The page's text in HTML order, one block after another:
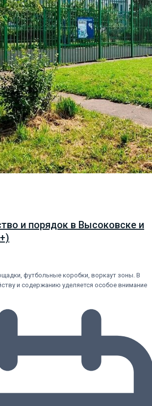
и порядок в Высоковске и
футбольные коробки, воркаут зоны. В
и содержанию уделяется особое внимание